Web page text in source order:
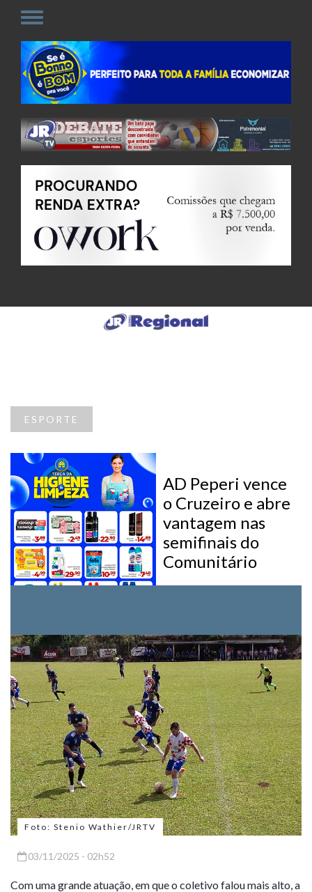
ESPORTE
AD Peperi vence
o Cruzeiro e abre
vantagem nas
semifinais do
Comunitário
Foto: Stenio Wathier/JRTV
03/11/2025 - 02h52
Com uma grande atuação, em que o coletivo falou mais alto, a